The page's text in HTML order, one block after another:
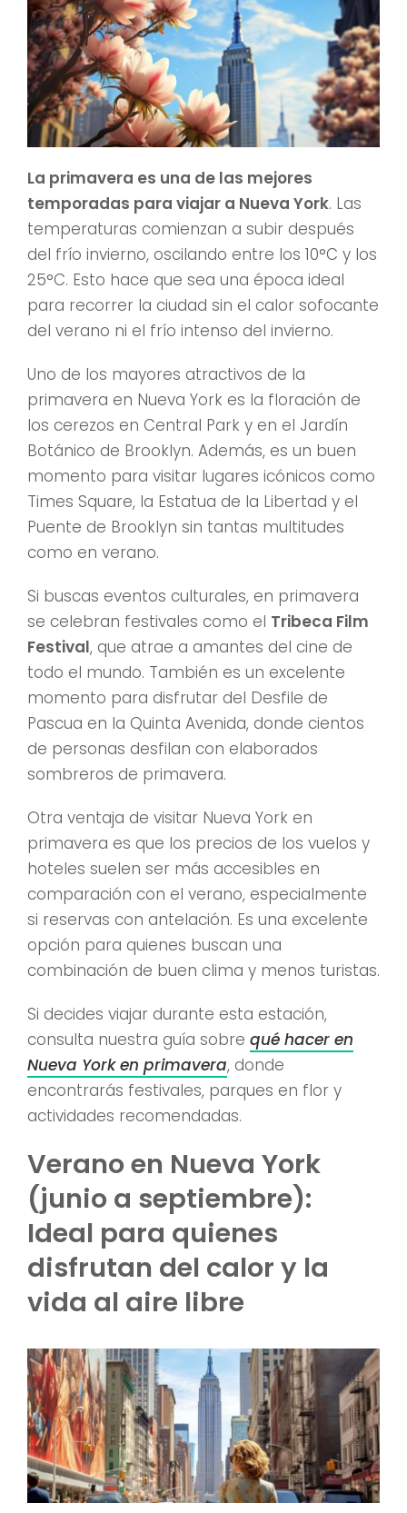
La primavera es una de las mejores
temporadas para viajar a Nueva York. Las
temperaturas comienzan a subir después
del frío invierno, oscilando entre los 10°C y los
25°C. Esto hace que sea una época ideal
para recorrer la ciudad sin el calor sofocante
del verano ni el frío intenso del invierno.
Uno de los mayores atractivos de la
primavera en Nueva York es la floración de
los cerezos en Central Park y en el Jardín
Botánico de Brooklyn. Además, es un buen
momento para visitar lugares icónicos como
Times Square, la Estatua de la Libertad y el
Puente de Brooklyn sin tantas multitudes
como en verano.
Si buscas eventos culturales, en primavera
se celebran festivales como el Tribeca Film
Festival, que atrae a amantes del cine de
todo el mundo. También es un excelente
momento para disfrutar del Desfile de
Pascua en la Quinta Avenida, donde cientos
de personas desfilan con elaborados
sombreros de primavera.
Otra ventaja de visitar Nueva York en
primavera es que los precios de los vuelos y
hoteles suelen ser más accesibles en
comparación con el verano, especialmente
si reservas con antelación. Es una excelente
opción para quienes buscan una
combinación de buen clima y menos turistas.
Si decides viajar durante esta estación,
consulta nuestra guía sobre qué hacer en
Nueva York en primavera, donde
encontrarás festivales, parques en flor y
actividades recomendadas.
Verano en Nueva York
(junio a septiembre):
Ideal para quienes
disfrutan del calor y la
vida al aire libre